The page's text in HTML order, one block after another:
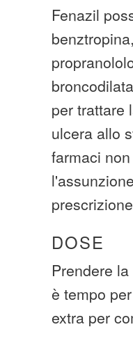
Fenazil
per trattare
ulcera allo
farmaci
DOSE
Prendere
è tempo
extra per